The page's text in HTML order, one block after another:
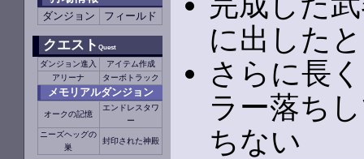
ダンジョン フィールド
クエストQuest
ダンジョン進入
アイテム作成
アリーナ
ターボトラック
メモリアルダンジョン
オークの記憶
エンドレスタワ
ー
ニーズヘッグの
巣
封印された神殿
に出した
さらに長
ラー落ち
ちない